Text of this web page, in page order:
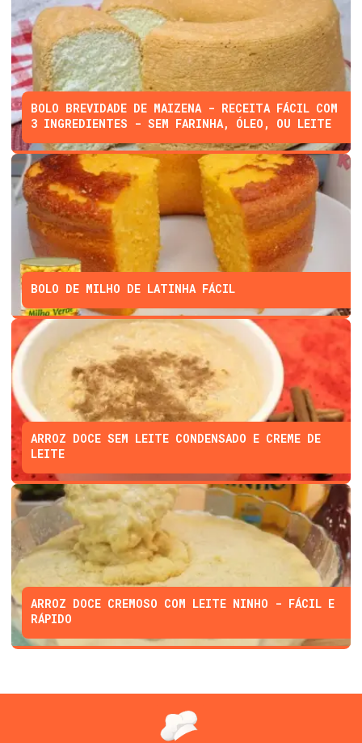
BOLO BREVIDADE DE MAIZENA - RECEITA FÁCIL COM
3 INGREDIENTES - SEM FARINHA, ÓLEO, OU LEITE
BOLO DE MILHO DE LATINHA FÁCIL
ARROZ DOCE SEM LEITE CONDENSADO E CREME DE
LEITE
ARROZ DOCE CREMOSO COM LEITE NINHO - FÁCIL E
RÁPIDO